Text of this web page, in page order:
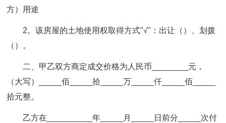
方）用途
2。该房屋的土地使用权取得方式"√"：出让（）、划拨
（）。
二、甲乙双方商定成交价格为人民币________元，
（大写）_____佰_____拾_____万_____仟_____佰_____
拾元整。
乙方在__________年_____月_____日前分_____次付